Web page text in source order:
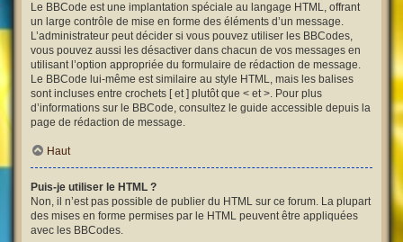
Le BBCode est une implantation spéciale au langage HTML, offrant
un large contrôle de mise en forme des éléments d’un message.
L’administrateur peut décider si vous pouvez utiliser les BBCodes,
vous pouvez aussi les désactiver dans chacun de vos messages en
utilisant l’option appropriée du formulaire de rédaction de message.
Le BBCode lui-même est similaire au style HTML, mais les balises
sont incluses entre crochets [ et ] plutôt que < et >. Pour plus
d’informations sur le BBCode, consultez le guide accessible depuis la
page de rédaction de message.
Haut
Puis-je utiliser le HTML ?
Non, il n’est pas possible de publier du HTML sur ce forum. La plupart
des mises en forme permises par le HTML peuvent être appliquées
avec les BBCodes.